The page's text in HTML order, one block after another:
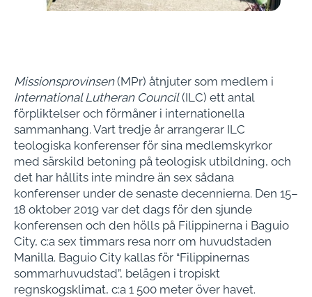
Missionsprovinsen(MPr) åtnjuter som medlem i
International Lutheran Council(ILC) ett antal
förpliktelser och förmåner i internationella
sammanhang. Vart tredje år arrangerar ILC
teologiska konferenser för sina medlemskyrkor
med särskild betoning på teologisk utbildning, och
det har hållits inte mindre än sex sådana
konferenser under de senaste decennierna. Den 15–
18 oktober 2019 var det dags för den sjunde
konferensen och den hölls på Filippinerna i Baguio
City, c:a sex timmars resa norr om huvudstaden
Manilla. Baguio City kallas för “Filippinernas
sommarhuvudstad”, belägen i tropiskt
regnskogsklimat, c:a 1 500 meter över havet.